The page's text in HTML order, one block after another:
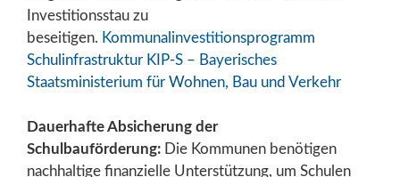
Investitionsstau zu
beseitigen. Kommunalinvestitionsprogramm
Schulinfrastruktur KIP-S – Bayerisches
Staatsministerium für Wohnen, Bau und Verkehr
Dauerhafte Absicherung der
Schulbauförderung: Die Kommunen benötigen
nachhaltige finanzielle Unterstützung, um Schulen